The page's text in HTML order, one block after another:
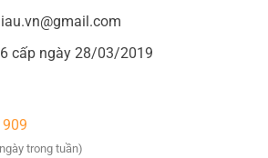
cấp ngày 28/03/2019
trong tuần)